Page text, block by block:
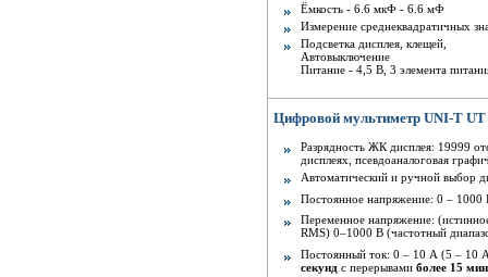
Ёмкость - 6.6 мкФ - 6.6 мФ
Измерение среднеквадратичных
Подсветка дисплея, клещей,
Автовыключение
Питание - 4,5 В, 3 элемента
Цифровой мультиметр UNI-T UT
Разрядность ЖК дисплея: 19999
дисплеях, псевдоаналоговая
Автоматический и ручной выбор
Постоянное напряжение: 0 – 1000
Переменное напряжение:
RMS) 0–1000 В (частотный
Постоянный ток: 0 – 10 А (5 – 10
секундс перерывами более 15